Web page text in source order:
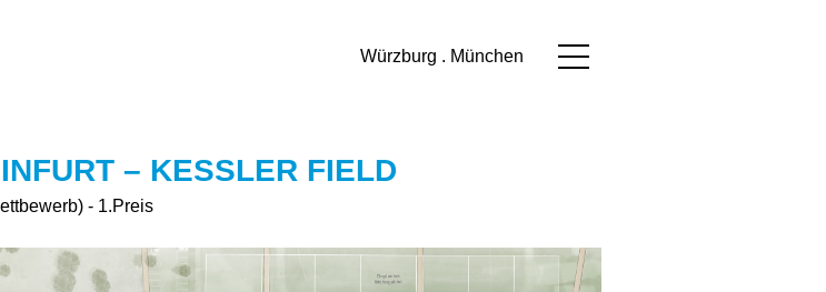
Würzburg . München
– KESSLER FIELD
- 1.Preis